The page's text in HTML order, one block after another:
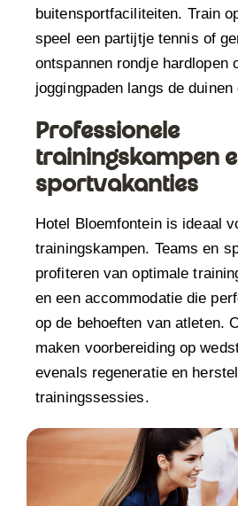
buitensportfaciliteiten. Train
speel een partijtje tennis of
ontspannen rondje hardlopen
joggingpaden langs de duinen
Professionele
trainingskampen
sportvakanties
Hotel Bloemfontein is ideaal
trainingskampen. Teams en
profiteren van optimale
en een accommodatie die
op de behoeften van atleten.
maken voorbereiding op
evenals regeneratie en
trainingssessies.